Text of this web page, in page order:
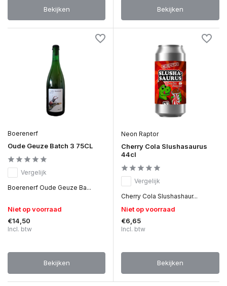
Bekijken Bekijken
Boerenerf
Oude Geuze Batch 3 75CL
Vergelijk
Boerenerf Oude Geuze Ba...
Niet op voorraad
€14,50
Incl. btw
Bekijken
Neon Raptor
Cherry Cola Slushasaurus
44cl
Vergelijk
Cherry Cola Slushashaur...
Niet op voorraad
€6,65
Incl. btw
Bekijken